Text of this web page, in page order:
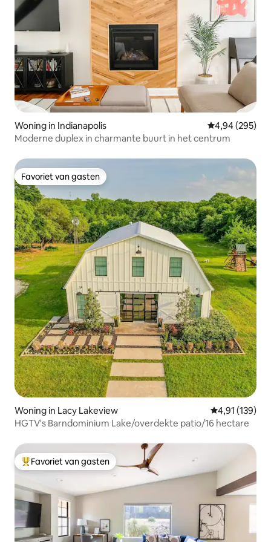
Overton is de oudste Amerikaanse en
Amerikaanse Tweede Wereldoorlog-
veteraan op 112 jaar oud. Hij woont
verderop in het blok waar een huis werd
gekocht nadat de oorlog was afgelopen.
Woning in Indianapolis Gemiddelde
4,94 (295)
Moderne duplex in charmante buurt in het centrum
Favoriet van gasten
Favoriet van gasten
Woning in Lacy Lakeview Gemiddelde
4,91 (139)
HGTV's Barndominium Lake/overdekte patio/16 hectare
Topfavoriet van gasten
Favoriet van gasten